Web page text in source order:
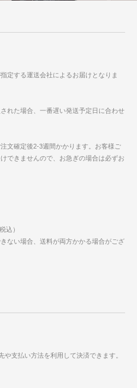
定する運送会社によるお届けとなりま
れた場合、一番遅い発送予定日に合わせ
文確定後2-3週間かかります。お客様ご
できませんので、お急ぎの場合は必ずお
込）
ない場合、送料が両方かかる場合がござ
や支払い方法を利用して決済できます。